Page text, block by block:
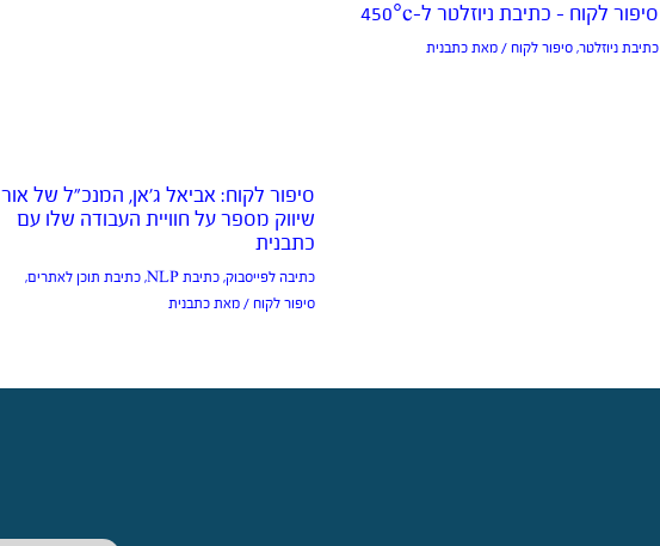
סיפור לקוח – כתיבת ניוזלטר ל-450°c
כתיבת ניוזלטר, סיפור לקוח / מאת כתבנית
סיפור לקוח: אביאל ג’אן, המנכ”ל של אור
שיווק מספר על חוויית העבודה שלו עם
כתבנית
כתיבה לפייסבוק,כתיבת NLP ,כתיבת תוכן לאתרים,
סיפור לקוח / מאתכתבנית